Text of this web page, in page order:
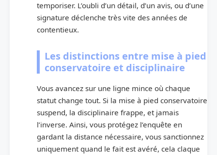
temporiser. L’oubli d’un détail, d’un avis, ou d’une
signature déclenche très vite des années de
contentieux.
Les distinctions entre mise à pied
conservatoire et disciplinaire
Vous avancez sur une ligne mince où chaque
statut change tout. Si la mise à pied conservatoire
suspend, la disciplinaire frappe, et jamais
l’inverse. Ainsi, vous protégez l’enquête en
gardant la distance nécessaire, vous sanctionnez
uniquement quand le fait est avéré, cela claque